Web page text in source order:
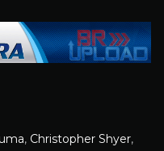
, Christopher Shyer,